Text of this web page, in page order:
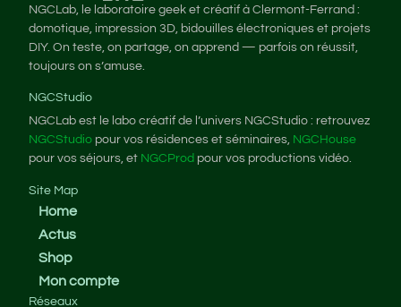
NGCLab, le laboratoire geek et créatif à Clermont-Ferrand :
domotique, impression 3D, bidouilles électroniques et projets
DIY. On teste, on partage, on apprend — parfois on réussit,
toujours on s’amuse.
NGCStudio
NGCLab est le labo créatif de l’univers NGCStudio : retrouvez
NGCStudio pour vos résidences et séminaires, NGCHouse
pour vos séjours, et NGCProd pour vos productions vidéo.
Site Map
Home
Actus
Shop
Mon compte
Réseaux